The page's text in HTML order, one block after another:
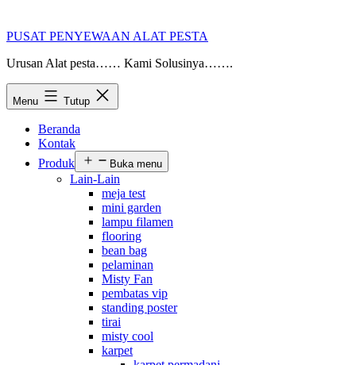
PUSAT PENYEWAAN ALAT PESTA
Urusan Alat pesta…… Kami Solusinya…….
Menu Tutup
Beranda
Kontak
Produk
Buka menu
Lain-Lain
meja test
mini garden
lampu filamen
flooring
bean bag
pelaminan
Misty Fan
pembatas vip
standing poster
tirai
misty cool
karpet